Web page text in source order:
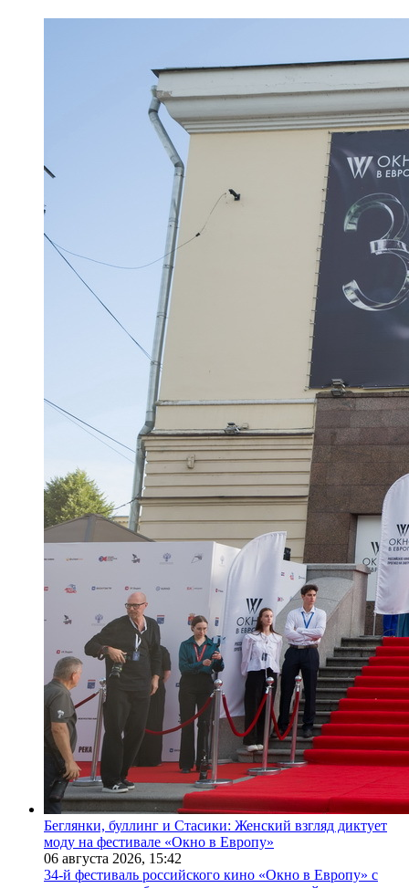
Беглянки, буллинг и Стасики: Женский взгляд диктует
моду на фестивале «Окно в Европу»
06 августа 2026, 15:42
34-й фестиваль российского кино «Окно в Европу» с